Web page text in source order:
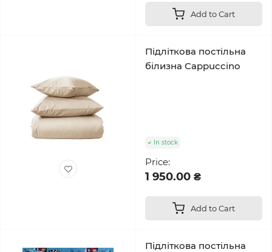
Add to Cart
Підліткова постільна
білизна Cappuccino
In stock
Price:
1 950.00 ₴
Add to Cart
Підліткова постільна